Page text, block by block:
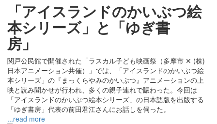
「アイスランドのかいぶつ絵
本シリーズ」と「ゆぎ書
房」
関戸公民館で開催された「ラスカル子ども映画祭（多摩市 ✕ (株)
日本アニメーション共催）」では、「アイスランドのかいぶつ絵
本シリーズ」の『まっくらやみのかいぶつ』アニメーションの上
映と読み聞かせが行われ、多くの親子連れで賑わった。今回は
「アイスランドのかいぶつ絵本シリーズ」の日本語版を出版する
「ゆぎ書房」代表の前田君江さんにお話しを伺った。
...read more